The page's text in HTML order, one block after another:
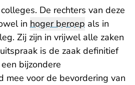
De rechters van deze
in hoger beroep als in
Zij zijn in vrijwel alle zaken
is de zaak definitief
bijzondere
mee voor de bevordering van